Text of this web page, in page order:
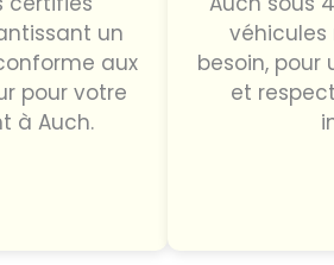
un
aux
pour votre
à Auch.
véhicules
besoin, pour
et